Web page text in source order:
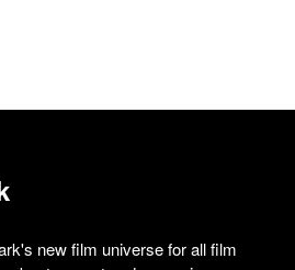
new film universe for all film